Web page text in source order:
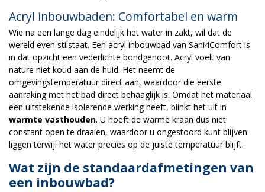
Acryl inbouwbaden: Comfortabel en warm
Wie na een lange dag eindelijk het water in zakt, wil dat de
wereld even stilstaat. Een acryl inbouwbad van Sani4Comfort is
in dat opzicht een vederlichte bondgenoot. Acryl voelt van
nature niet koud aan de huid. Het neemt de
omgevingstemperatuur direct aan, waardoor die eerste
aanraking met het bad direct behaaglijk is. Omdat het materiaal
een uitstekende isolerende werking heeft, blinkt het uit in
warmte vasthouden. U hoeft de warme kraan dus niet
constant open te draaien, waardoor u ongestoord kunt blijven
liggen terwijl het water precies op de juiste temperatuur blijft.
Wat zijn de standaardafmetingen van
een inbouwbad?